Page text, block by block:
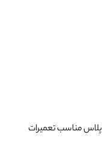
کابل سرویس و پاور مستقیم ایفون 4 تا 6 پلاس مناسب تعمیرات